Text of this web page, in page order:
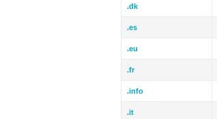
.dk
.es
.eu
.fr
.info
.it